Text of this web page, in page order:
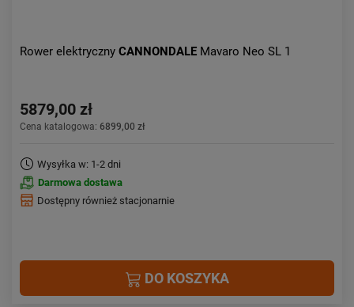
Rower elektryczny CANNONDALE Mavaro Neo SL 1
5879,00 zł
Cena katalogowa: 6899,00 zł
Wysyłka w: 1-2 dni
Darmowa dostawa
Dostępny również stacjonarnie
DO KOSZYKA